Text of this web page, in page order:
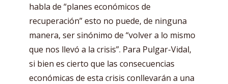
habla de “planes económicos de
recuperación” esto no puede, de ninguna
manera, ser sinónimo de “volver a lo mismo
que nos llevó a la crisis”. Para Pulgar-Vidal,
si bien es cierto que las consecuencias
económicas de esta crisis conllevarán a una